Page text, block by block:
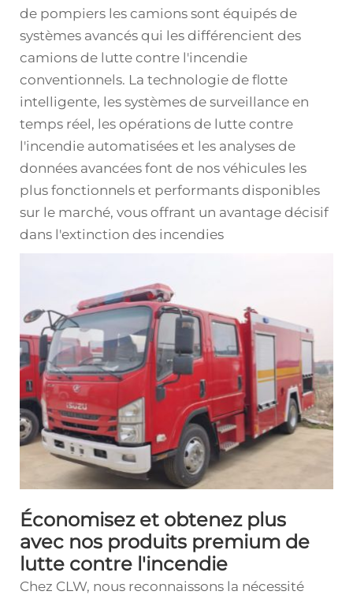
de pompiers les camions sont équipés de
systèmes avancés qui les différencient des
camions de lutte contre l'incendie
conventionnels. La technologie de flotte
intelligente, les systèmes de surveillance en
temps réel, les opérations de lutte contre
l'incendie automatisées et les analyses de
données avancées font de nos véhicules les
plus fonctionnels et performants disponibles
sur le marché, vous offrant un avantage décisif
dans l'extinction des incendies
Économisez et obtenez plus
avec nos produits premium de
lutte contre l'incendie
Chez CLW, nous reconnaissons la nécessité